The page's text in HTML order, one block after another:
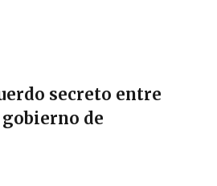
secreto entre
gobierno de